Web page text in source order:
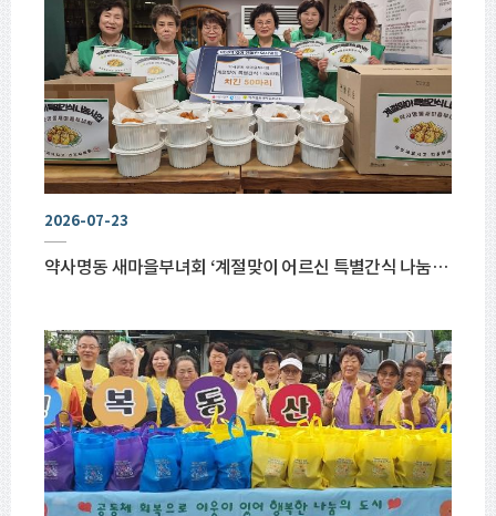
2026-07-23
약사명동 새마을부녀회 ‘계절맞이 어르신 특별간식 나눔사업’ 치킨 전달